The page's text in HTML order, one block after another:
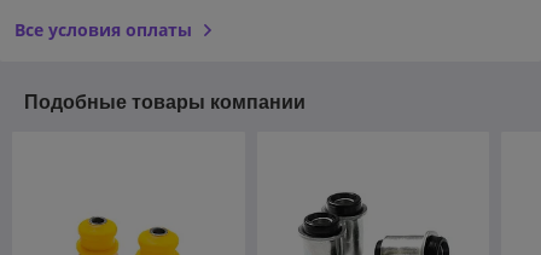
Все условия оплаты
Подобные товары компании